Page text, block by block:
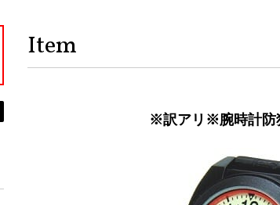
Item
※訳アリ※腕時計防